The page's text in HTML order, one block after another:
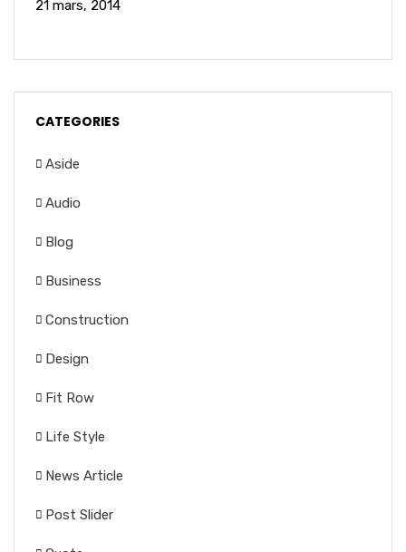
21 mars, 2014
CATEGORIES
Aside
Audio
Blog
Business
Construction
Design
Fit Row
Life Style
News Article
Post Slider